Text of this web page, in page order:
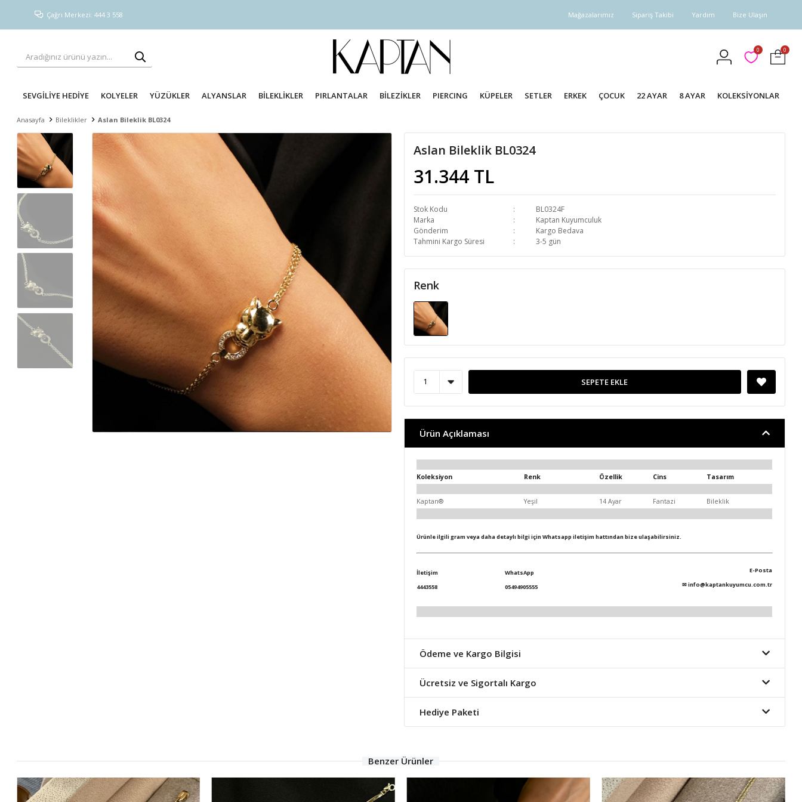
Çağrı Merkezi: 444 3 558 Mağazalarımız Sipariş Takibi Yardım Bize Ulaşın
0 0
SEVGİLİYE HEDİYE KOLYELER YÜZÜKLER ALYANSLAR BİLEKLİKLER PIRLANTALAR BİLEZİKLER PIERCING KÜPELER SETLER ERKEK ÇOCUK 22 AYAR 8 AYAR KOLEKSİYONLAR
Anasayfa Bileklikler Aslan Bileklik BL0324
Aslan Bileklik BL0324
31.344 TL
Stok Kodu
BL0324F
Marka
Kaptan Kuyumculuk
Gönderim
Kargo Bedava
Tahmini Kargo Süresi
3-5 gün
Renk
SEPETE EKLE
Ürün Açıklaması
Koleksiyon Renk Özellik Cins Tasarım
Kaptan® Yeşil 14 Ayar Fantazi Bileklik
Ürünle ilgili gram veya daha detaylı bilgi için Whatsapp iletişim hattından bize ulaşabilirsiniz.
İletişim
4443558
WhatsApp
05494905555
E-Posta
✉info@kaptankuyumcu.com.tr
Ödeme ve Kargo Bilgisi
Ücretsiz ve Sigortalı Kargo
Hediye Paketi
Benzer Ürünler